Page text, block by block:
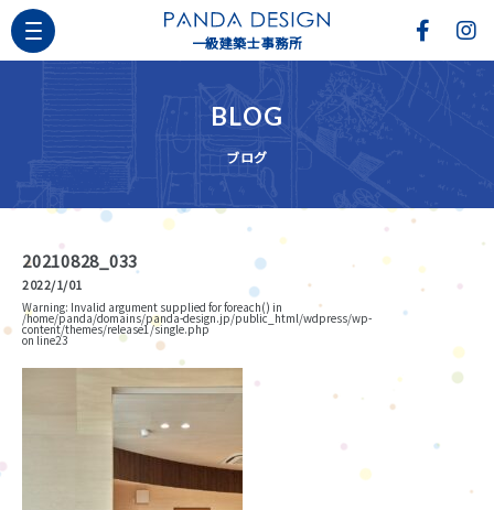
一級建築士事務所
BLOG
ブログ
20210828_033
2022/1/01
Warning: Invalid argument supplied for foreach() in
/home/panda/domains/panda-design.jp/public_html/wdpress/wp-
content/themes/release1/single.php
on line23